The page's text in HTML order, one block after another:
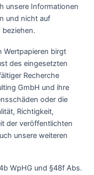
unsere Informationen
und nicht auf
Wertpapieren birgt
des eingesetzten
Recherche
GmbH und ihre
oder die
Richtigkeit,
der veröffentlichten
unsere weiteren
WpHG und §48f Abs.